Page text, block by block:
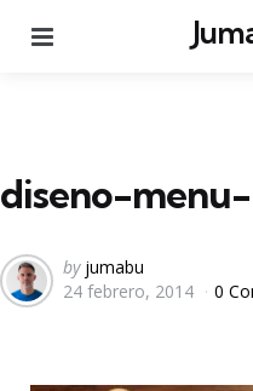
diseno-
Posted
by
by jumabu
24 febrero, 2014
0